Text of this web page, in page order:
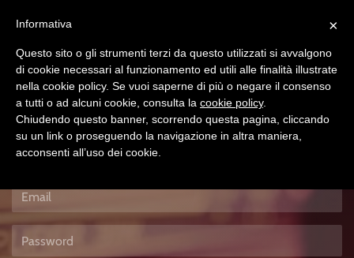
Accedi
Usa
un
account
locale
×
Informativa
Questo sito o gli strumenti terzi da questo utilizzati si avvalgono
di cookie necessari al funzionamento ed utili alle finalità illustrate
nella cookie policy. Se vuoi saperne di più o negare il consenso
a tutti o ad alcuni cookie, consulta la cookie policy.
Chiudendo questo banner, scorrendo questa pagina, cliccando
su un link o proseguendo la navigazione in altra maniera,
acconsenti all’uso dei cookie.